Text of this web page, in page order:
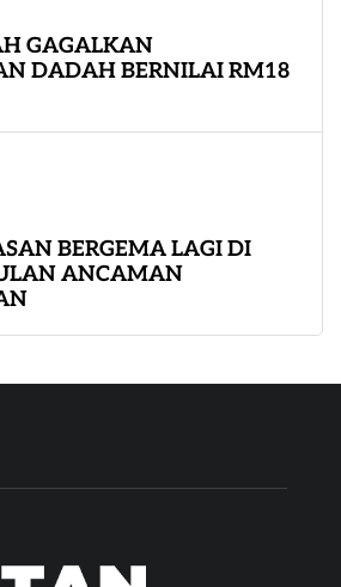
GAGALKAN
DADAH BERNILAI RM18
BERGEMA LAGI DI
ANCAMAN